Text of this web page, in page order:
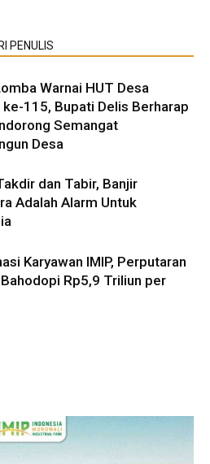
PENULIS
Warnai HUT Desa
115, Bupati Delis Berharap
Semangat
Desa
dan Tabir, Banjir
Adalah Alarm Untuk
Karyawan IMIP, Perputaran
Rp5,9 Triliun per